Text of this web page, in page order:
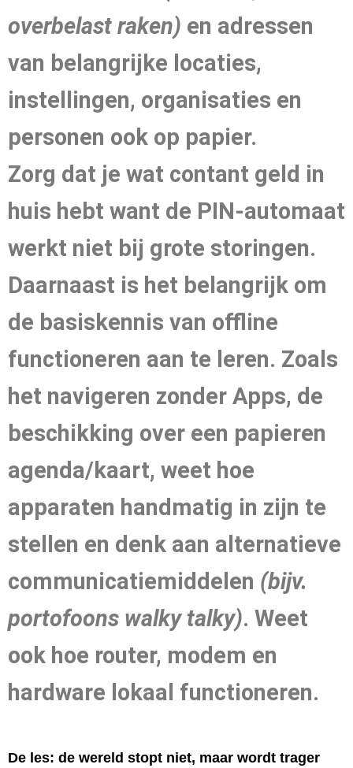
overbelast raken) en adressen
van belangrijke locaties,
instellingen, organisaties en
personen ook op papier.
Zorg dat je wat contant geld in
huis hebt want de PIN-automaat
werkt niet bij grote storingen.
Daarnaast is het belangrijk om
de basiskennis van offline
functioneren aan te leren. Zoals
het navigeren zonder Apps, de
beschikking over een papieren
agenda/kaart, weet hoe
apparaten handmatig in zijn te
stellen en denk aan alternatieve
communicatiemiddelen (bijv.
portofoons walky talky). Weet
ook hoe router, modem en
hardware lokaal functioneren.
De les: de wereld stopt niet, maar wordt trager